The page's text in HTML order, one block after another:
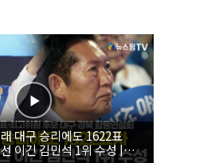
대구 승리에도 1622표
이긴 김민석 1위 수성 |